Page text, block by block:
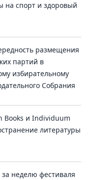
на спорт и здоровый
размещения
партий в
избирательному
Собрания
Books и Individuum
литературы
неделю фестиваля